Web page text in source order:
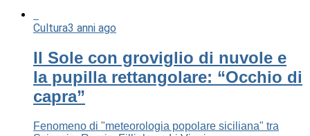
Cultura3 anni ago
Il Sole con groviglio di nuvole e
la pupilla rettangolare: “Occhio di
capra”
Fenomeno di "meteorologia popolare siciliana" tra